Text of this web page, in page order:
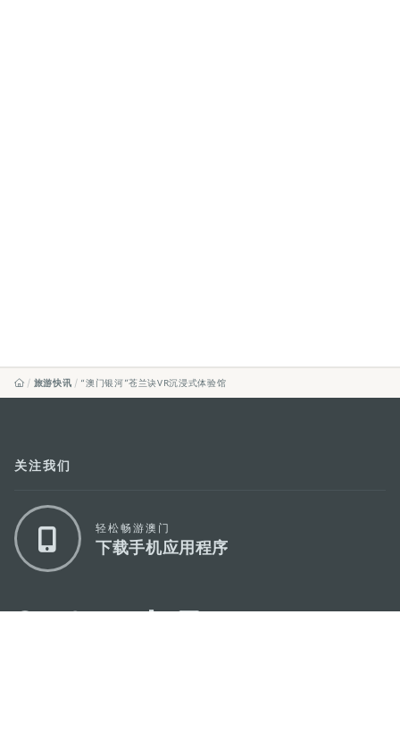
旅游快讯 “澳门银河”苍兰诀VR沉浸式体验馆
关注我们
轻松畅游澳门
下载手机应用程序